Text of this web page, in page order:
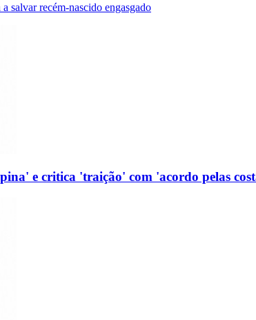
salvar recém-nascido engasgado
e critica 'traição' com 'acordo pelas